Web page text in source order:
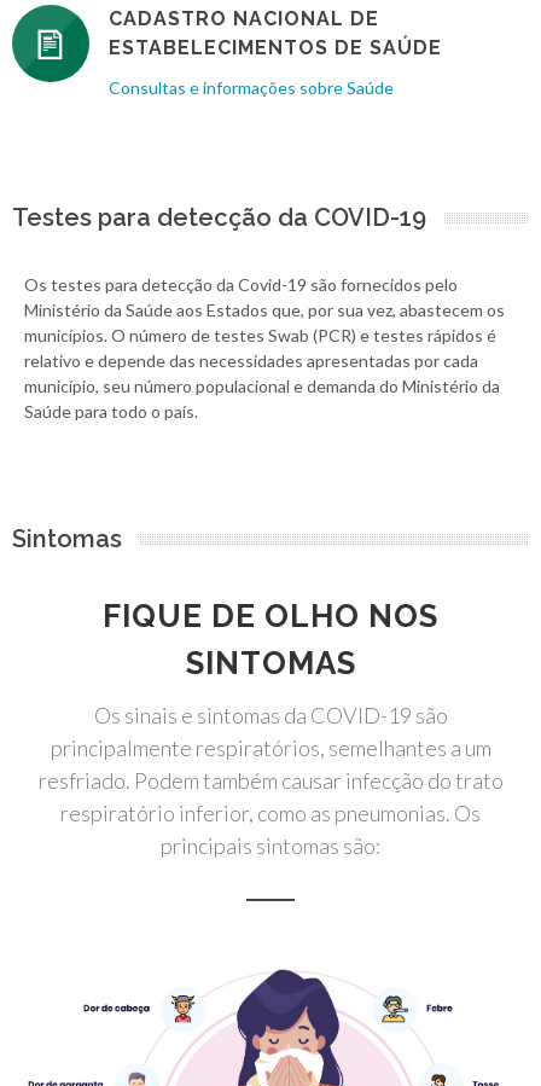
CADASTRO NACIONAL DE
ESTABELECIMENTOS DE SAÚDE
Consultas e informações sobre Saúde
Testes para detecção da COVID-19
Os testes para detecção da Covid-19 são fornecidos pelo
Ministério da Saúde aos Estados que, por sua vez, abastecem os
municípios. O número de testes Swab (PCR) e testes rápidos é
relativo e depende das necessidades apresentadas por cada
município, seu número populacional e demanda do Ministério da
Saúde para todo o país.
Sintomas
FIQUE DE OLHO NOS
SINTOMAS
Os sinais e sintomas da COVID-19 são
principalmente respiratórios, semelhantes a um
resfriado. Podem também causar infecção do trato
respiratório inferior, como as pneumonias. Os
principais sintomas são: